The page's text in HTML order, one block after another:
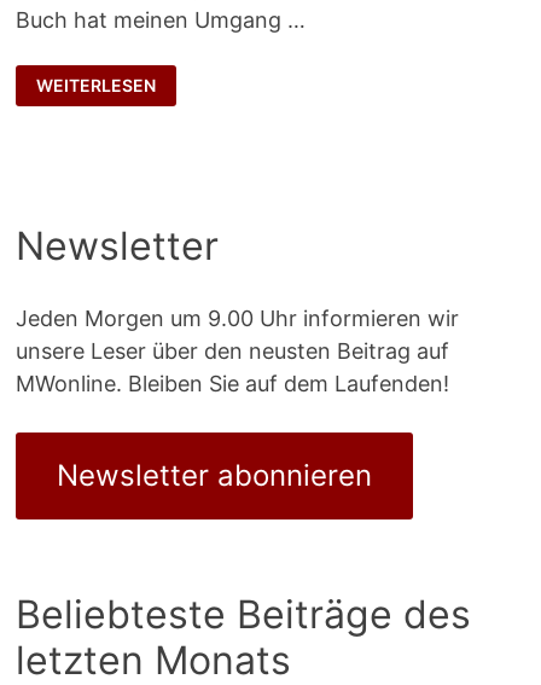
Buch hat meinen Umgang …
EIN
KLASSIKER
DER
WEITERLESEN
Newsletter
Jeden Morgen um 9.00 Uhr informieren wir
unsere Leser über den neusten Beitrag auf
MWonline. Bleiben Sie auf dem Laufenden!
Newsletter abonnieren
Beliebteste Beiträge des
letzten Monats